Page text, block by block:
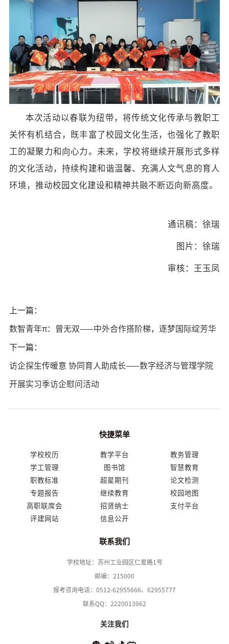
本次活动以春联为纽带，将传统文化传承与教职工
关怀有机结合，既丰富了校园文化生活，也强化了教职
工的凝聚力和向心力。未来，学校将继续开展形式多样
的文化活动，持续构建和谐温馨、充满人文气息的育人
环境，推动校园文化建设和精神共融不断迈向新高度。
通讯稿：徐瑞
图片：徐瑞
审核： 王玉凤
上一篇：
数智青年π：曾无双——中外合作搭阶梯，逐梦国际绽芳华
下一篇：
访企探生传暖意 协同育人助成长——数字经济与管理学院
开展实习季访企慰问活动
快捷菜单
学校校历 教学平台
教务管理
学工管理
图书馆
智慧教育
职教标准
超星期刊
论文检测
专题报告
继续教育
校园地图
高职联席会
招贤纳士
支付平台
评建网站
信息公开
联系我们
学校地址：苏州工业园区仁爱路1号
邮编：215000
报考咨询电话：0512-62955666、62955777
联系QQ：2220013962
关注我们